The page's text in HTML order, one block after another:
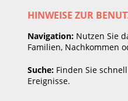
HINWEISE ZUR
Navigation: Nutzen Sie
Familien, Nachkommen
Suche: Finden Sie
Ereignisse.